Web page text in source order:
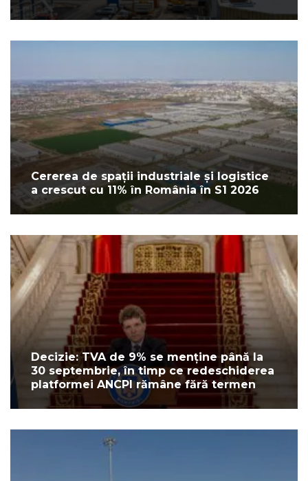
Cererea de spații industriale și logistice
a crescut cu 11% în România în S1 2026
Decizie: TVA de 9% se menține până la
30 septembrie, în timp ce redeschiderea
platformei ANCPI rămâne fără termen